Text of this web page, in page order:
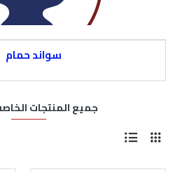
سواند حمام
جميع المنتجات